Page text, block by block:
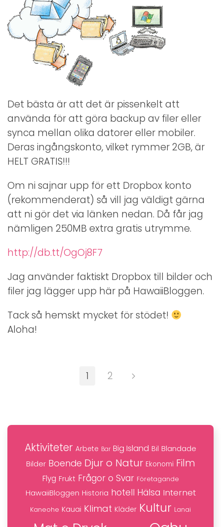
Det bästa är att det är pissenkelt att
använda för att göra backup av filer eller
synca mellan olika datorer eller mobiler.
Deras ingångskonto, vilket rymmer 2GB, är
HELT GRATIS!!!
Om ni sajnar upp för ett Dropbox konto
(rekommenderat) så vill jag väldigt gärna
att ni gör det via länken nedan. Då får jag
nämligen 250MB extra gratis utrymme.
http://db.tt/OgOj8F7
Jag använder faktiskt Dropbox till bilder och
filer jag lägger upp här på HawaiiBloggen.
Tack så hemskt mycket för stödet!
Aloha!
1 2
Aktiviteter Arbete Bar Big Island Bil Blandade
Bilder Boende Djur o Natur Ekonomi Film
Flyg Frukt Frågor o Svar Företagande
HawaiiBloggen Historia hotell Hälsa Internet
Kaneohe Kauai Klimat Kläder Kultur Lanai